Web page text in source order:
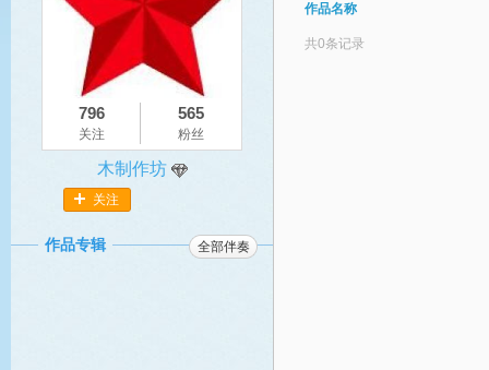
796
关注
565
粉丝
木制作坊
关注
作品专辑 全部伴奏
作品名称
共0条记录